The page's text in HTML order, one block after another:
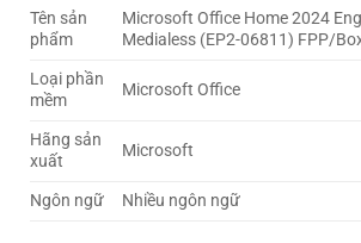
Tên sản
phẩm
Microsoft Office Home 2024
Medialess (EP2-06811) FPP/
Loại phần
mềm
Microsoft Office
Hãng sản
xuất
Microsoft
Ngôn ngữ Nhiều ngôn ngữ